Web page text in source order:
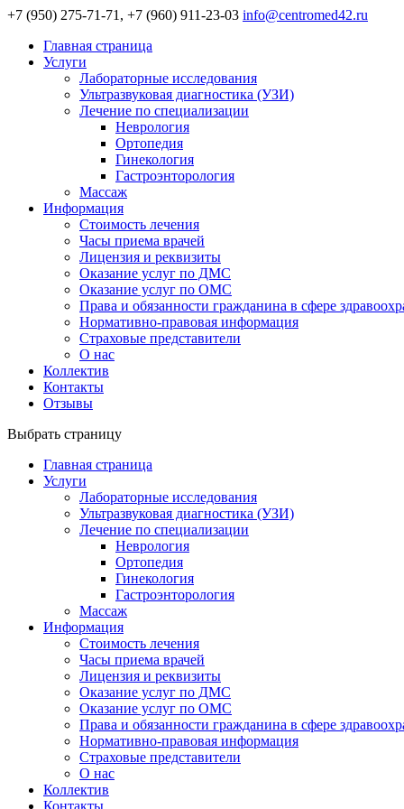
+7 (950) 275-71-71, +7 (960) 911-23-03 info@centromed42.ru
Главная страница
Услуги
Лабораторные исследования
Ультразвуковая диагностика (УЗИ)
Лечение по специализации
Неврология
Ортопедия
Гинекология
Гастроэнторология
Массаж
Информация
Стоимость лечения
Часы приема врачей
Лицензия и реквизиты
Оказание услуг по ДМС
Оказание услуг по ОМС
Права и обязанности гражданина в сфере
Нормативно-правовая информация
Страховые представители
О нас
Коллектив
Контакты
Отзывы
Выбрать страницу
Главная страница
Услуги
Лабораторные исследования
Ультразвуковая диагностика (УЗИ)
Лечение по специализации
Неврология
Ортопедия
Гинекология
Гастроэнторология
Массаж
Информация
Стоимость лечения
Часы приема врачей
Лицензия и реквизиты
Оказание услуг по ДМС
Оказание услуг по ОМС
Права и обязанности гражданина в сфере
Нормативно-правовая информация
Страховые представители
О нас
Коллектив
Контакты